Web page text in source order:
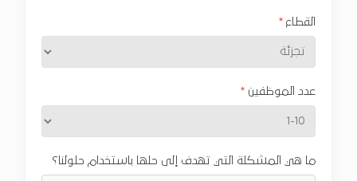
القطاع
عدد الموظفين
ما هي المشكلة التي تهدف إلى حلها باستخدام حلولنا؟